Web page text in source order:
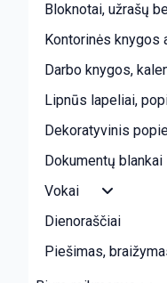
Bloknotai, užrašų
Kontorinės knygos
Darbo knygos,
Lipnūs lapeliai,
Dekoratyvinis
Dokumentų blankai
Vokai
Dienoraščiai
Piešimas,